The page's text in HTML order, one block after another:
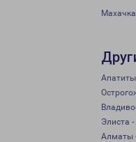
Элиста
Алматы